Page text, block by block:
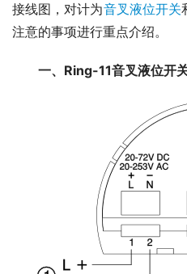
接线图，对计为音叉液位开关
注意的事项进行重点介绍。
一、Ring-11音叉液位开